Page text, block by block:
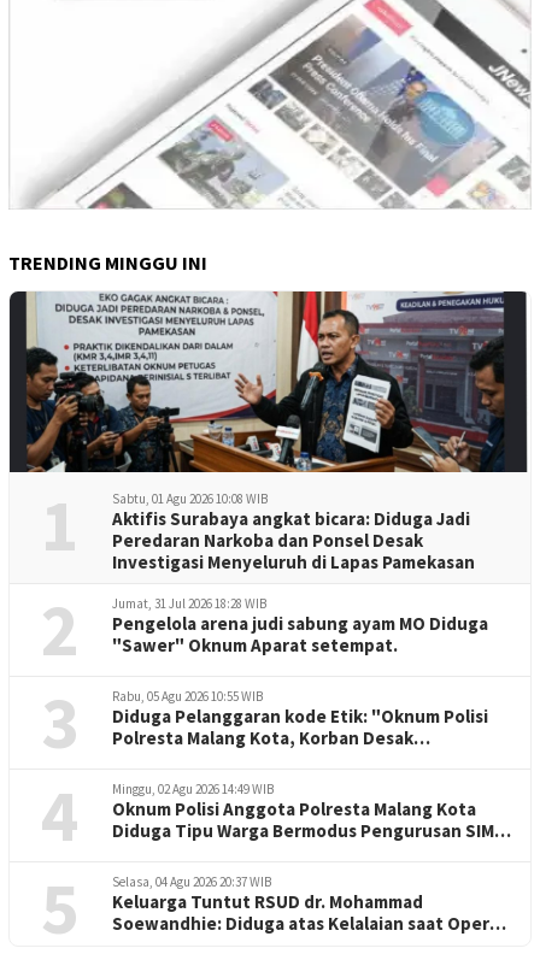
TRENDING MINGGU INI
1 Sabtu, 01 Agu 2026 10:08 WIB
Aktifis Surabaya angkat bicara: Diduga Jadi
Peredaran Narkoba dan Ponsel Desak
Investigasi Menyeluruh di Lapas Pamekasan
2 Jumat, 31 Jul 2026 18:28 WIB
Pengelola arena judi sabung ayam MO Diduga
"Sawer" Oknum Aparat setempat.
3 Rabu, 05 Agu 2026 10:55 WIB
Diduga Pelanggaran kode Etik: "Oknum Polisi
Polresta Malang Kota, Korban Desak
4 Minggu, 02 Agu 2026 14:49 WIB
Oknum Polisi Anggota Polresta Malang Kota
Diduga Tipu Warga Bermodus Pengurusan SIM
5 Selasa, 04 Agu 2026 20:37 WIB
Keluarga Tuntut RSUD dr. Mohammad
Soewandhie: Diduga atas Kelalaian saat Operasi